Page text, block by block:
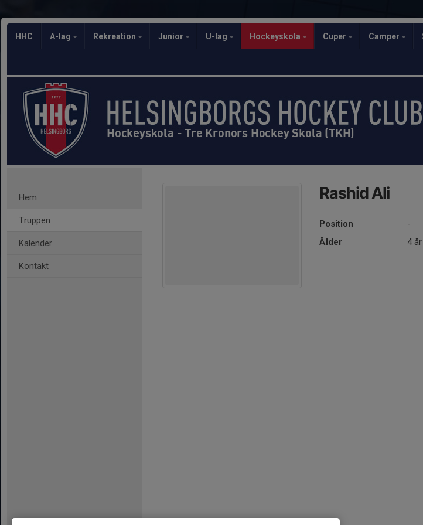
HHC A-lag Rekreation Junior U-lag Hockeyskola Cuper Camper
Hockeyskola - Tre Kronors Hockey Skola (TKH)
Hem
Truppen
Kalender
Kontakt
Rashid Ali
Position
-
Ålder
4 år